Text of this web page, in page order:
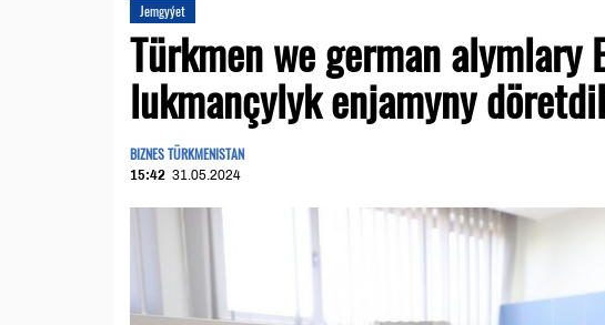
Jemgyýet
Türkmen we german alymlary
lukmançylyk enjamyny
BIZNES TÜRKMENISTAN
15:42 31.05.2024